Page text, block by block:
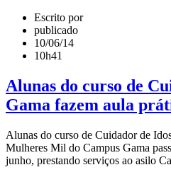
Escrito por
publicado
10/06/14
10h41
Alunas do curso de
Gama fazem aula
Alunas do curso de Cuidador de
Mulheres Mil do Campus Gama
junho, prestando serviços ao asilo